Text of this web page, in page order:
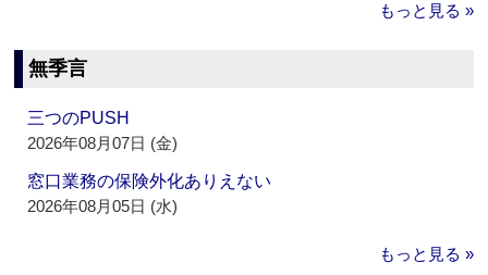
もっと見る »
無季言
三つのPUSH
2026年08月07日 (金)
窓口業務の保険外化ありえない
2026年08月05日 (水)
もっと見る »